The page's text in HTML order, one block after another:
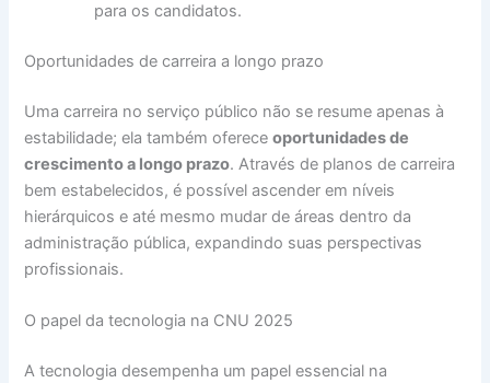
para os candidatos.
Oportunidades de carreira a longo prazo
Uma carreira no serviço público não se resume apenas à
estabilidade; ela também ofereceoportunidades de
crescimento a longo prazo. Através de planos de carreira
bem estabelecidos, é possível ascender em níveis
hierárquicos e até mesmo mudar de áreas dentro da
administração pública, expandindo suas perspectivas
profissionais.
O papel da tecnologia na CNU 2025
A tecnologia desempenha um papel essencial na